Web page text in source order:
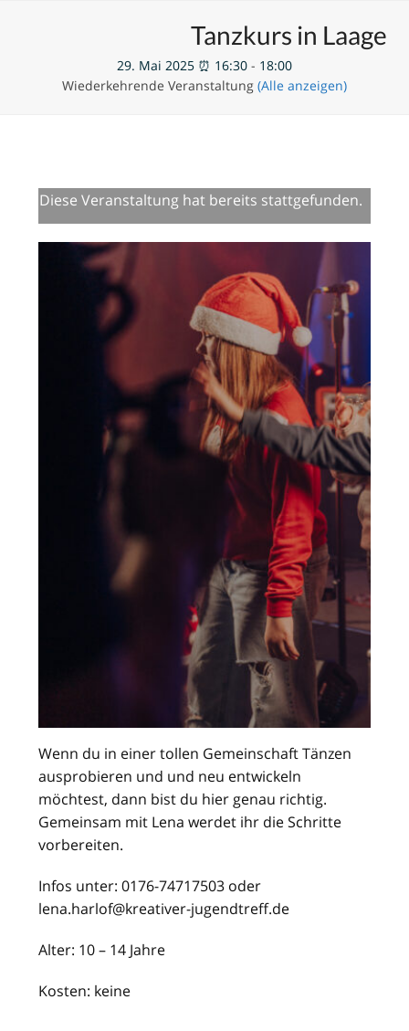
menu
menu
Tanzkurs in Laage
29. Mai 2025 ⏰ 16:30 - 18:00
Wiederkehrende Veranstaltung (Alle anzeigen)
Diese Veranstaltung hat bereits stattgefunden.
Wenn du in einer tollen Gemeinschaft Tänzen
ausprobieren und und neu entwickeln
möchtest, dann bist du hier genau richtig.
Gemeinsam mit Lena werdet ihr die Schritte
vorbereiten.
Infos unter: 0176-74717503 oder
lena.harlof@kreativer-jugendtreff.de
Alter: 10 – 14 Jahre
Kosten: keine